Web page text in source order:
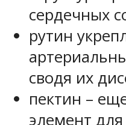
сердечных
рутин
сводя их
пектин –
элемент